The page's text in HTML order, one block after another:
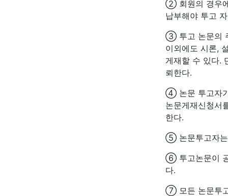
② 회원의 경우
납부해야 투고
③ 투고 논문의
이외에도 시론,
게재할 수 있다.
뢰한다.
④ 논문 투고자
논문게재신청서
한다.
⑤ 논문투고자는
⑥ 투고논문이 공
다.
⑦ 모든 논문투